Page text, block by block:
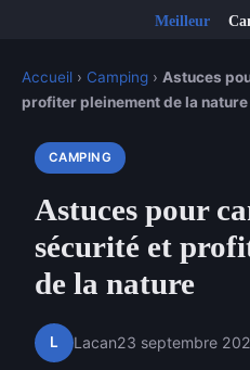
Accueil › Camping › Astuces
profiter pleinement de la nature
CAMPING
Astuces pour
sécurité et
de la nature
L Lacan23 septembre